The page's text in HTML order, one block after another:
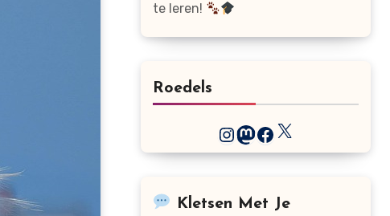
te leren!
Roedels
Instagram
Mastodon
Facebook
X
Kletsen Met Je